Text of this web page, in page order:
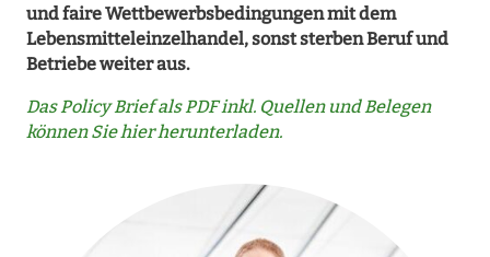
und faire Wettbewerbsbedingungen mit dem
Lebensmitteleinzelhandel, sonst sterben Beruf und
Betriebe weiter aus.
Das Policy Brief als PDF inkl. Quellen und Belegen
können Sie hier herunterladen.